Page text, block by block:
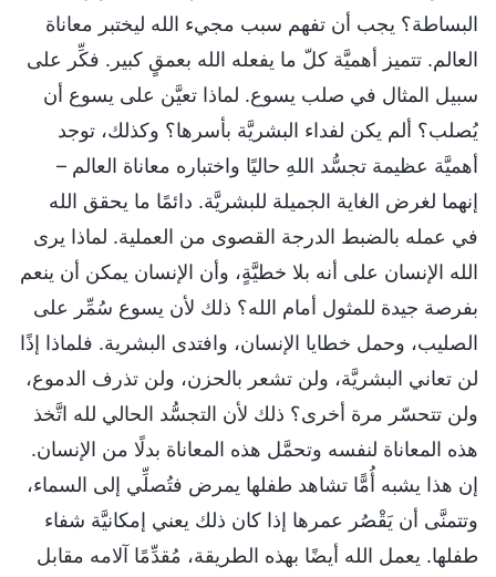
البساطة؟ يجب أن تفهم سبب مجيء الله ليختبر معاناة
العالم. تتميز أهميَّة كلّ ما يفعله الله بعمقٍ كبير. فكِّر على
سبيل المثال في صلب يسوع. لماذا تعيَّن على يسوع أن
يُصلب؟ ألم يكن لفداء البشريَّة بأسرها؟ وكذلك، توجد
أهميَّة عظيمة تجسُّد اللهِ حاليًا واختباره معاناة العالم –
إنهما لغرض الغاية الجميلة للبشريَّة. دائمًا ما يحقق الله
في عمله بالضبط الدرجة القصوى من العملية. لماذا يرى
الله الإنسان على أنه بلا خطيَّةٍ، وأن الإنسان يمكن أن ينعم
بفرصة جيدة للمثول أمام الله؟ ذلك لأن يسوع سُمِّر على
الصليب، وحمل خطايا الإنسان، وافتدى البشرية. فلماذا إذًا
لن تعاني البشريَّة، ولن تشعر بالحزن، ولن تذرف الدموع،
ولن تتحسّر مرة أخرى؟ ذلك لأن التجسُّد الحالي لله اتَّخذ
هذه المعاناة لنفسه وتحمَّل هذه المعاناة بدلًا من الإنسان.
إن هذا يشبه أُمًّا تشاهد طفلها يمرض فتُصلِّي إلى السماء،
وتتمنَّى أن يَقْصُر عمرها إذا كان ذلك يعني إمكانيَّة شفاء
طفلها. يعمل الله أيضًا بهذه الطريقة، مُقدِّمًا آلامه مقابل